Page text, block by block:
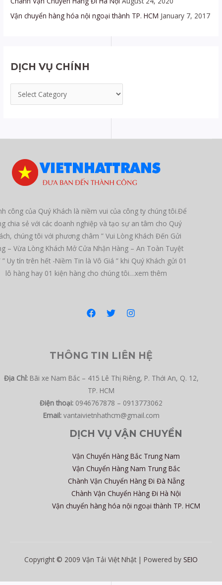
Vận chuyển hàng hóa nội ngoại thành TP. HCM January 7, 2017
DỊCH VỤ CHÍNH
công của Quý Khách là niềm vui của công ty chúng tôi.Để
chia sẻ với các doanh nghiệp và tạo sự an tâm cho Quý
chúng tôi với phương châm ” Vui Lòng Khách Đến Gửi
– Vừa Lòng Khách Mở Cửa Nhận Hàng – An Toàn Tuyệt
” Uy tín trên hết -Niềm Tin là Vô Giá ” khi Quý Khách gửi 01
lô hàng hay 01 kiện hàng cho chúng tôi…xem thêm
THÔNG TIN LIÊN HỆ
Địa Chỉ:Bãi xe Nam Bắc – 415 Lê Thị Riêng, P. Thới An, Q. 12,
TP. HCM
Điện thoại: 0946767878 – 0913773062
Email:vantaivietnhathcm@gmail.com
DỊCH VỤ VẬN CHUYỂN
Vận Chuyển Hàng Bắc Trung Nam
Vận Chuyển Hàng Nam Trung Bắc
Chành Vận Chuyển Hàng Đi Đà Nẵng
Chành Vận Chuyển Hàng Đi Hà Nội
Vận chuyển hàng hóa nội ngoại thành TP. HCM
Copyright © 2009 Vận Tải Việt Nhật | Powered by SEIO